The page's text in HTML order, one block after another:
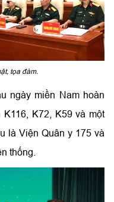
tọa đàm.
ngày miền Nam hoàn
K72, K59 và một
là Viện Quân y 175 và
thống.